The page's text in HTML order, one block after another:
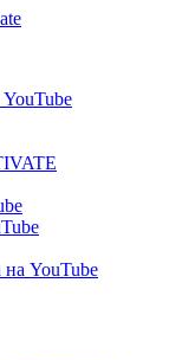
YouTube